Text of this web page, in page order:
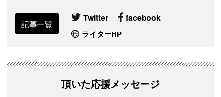
記事一覧
Twitter facebook
ライターHP
頂いた応援メッセージ